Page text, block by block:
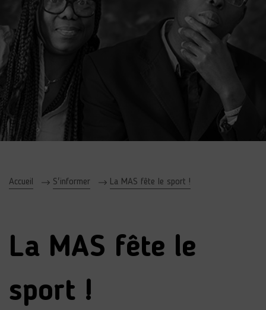
Accueil S'informer La MAS fête le sport !
La MAS fête le
sport !